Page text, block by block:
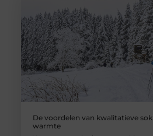
De voordelen van kwalitatieve
warmte